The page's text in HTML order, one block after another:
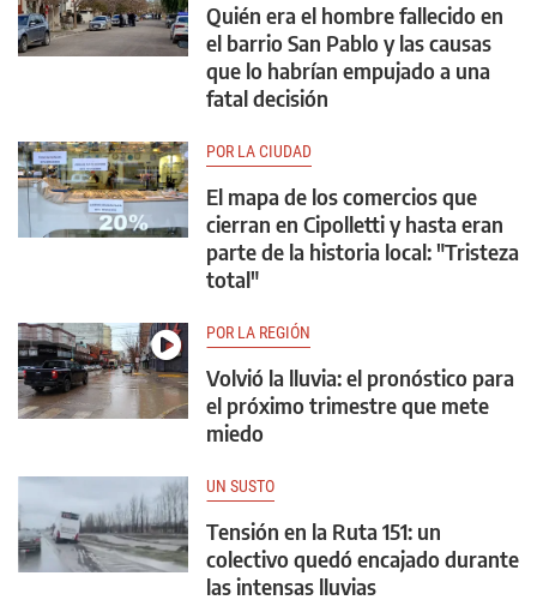
Quién era el hombre fallecido en
el barrio San Pablo y las causas
que lo habrían empujado a una
fatal decisión
POR LA CIUDAD
El mapa de los comercios que
cierran en Cipolletti y hasta eran
parte de la historia local: "Tristeza
total"
POR LA REGIÓN
Volvió la lluvia: el pronóstico para
el próximo trimestre que mete
miedo
UN SUSTO
Tensión en la Ruta 151: un
colectivo quedó encajado durante
las intensas lluvias